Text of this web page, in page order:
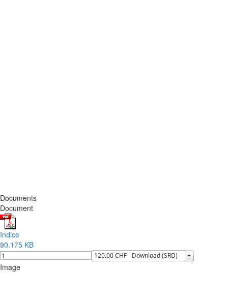
Documents
Document
Indice
90.175 KB
Image